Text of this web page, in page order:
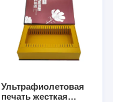
Ультрафиолетовая
печать жесткая